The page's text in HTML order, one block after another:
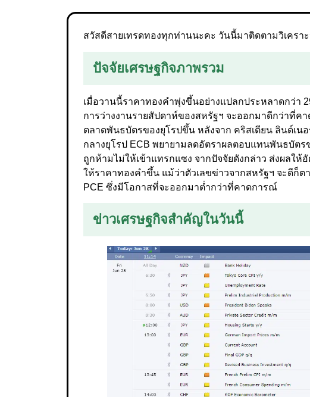
สวัสดีสายเทรดทองทุกท่านนะคะ วันนี้มาติดตามวิเคร
ปัจจัยเศรษฐกิจภาพรวม
เมื่อวานนี้ราคาทองคำพุ่งขึ้นอย่างแปลกประหลาดกว่า
การว่างงานรายสัปดาห์ของสหรัฐฯ จะออกมาดีกว่าที่ค
ตลาดพันธบัตรของยุโรปขึ้น หลังจาก คริสเตียน ลินด์เน
กลางยุโรป ECB พยายามลดอัตราผลตอบแทนพันธบัตร
ถูกห้ามไม่ให้เข้าแทรกแซง จากปัจจัยดังกล่าว ส่งผลใ
ให้ราคาทองคำขึ้น แม้ว่าตัวเลขข่าวจากสหรัฐฯ จะดีก็ต
PCE ซึ่งมีโอกาสที่จะออกมาต่ำกว่าที่คาดการณ์
ข่าวเศรษฐกิจสำคัญในวันนี้